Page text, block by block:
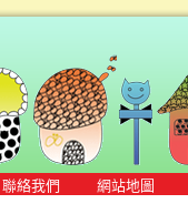
聯絡我們 網站地圖